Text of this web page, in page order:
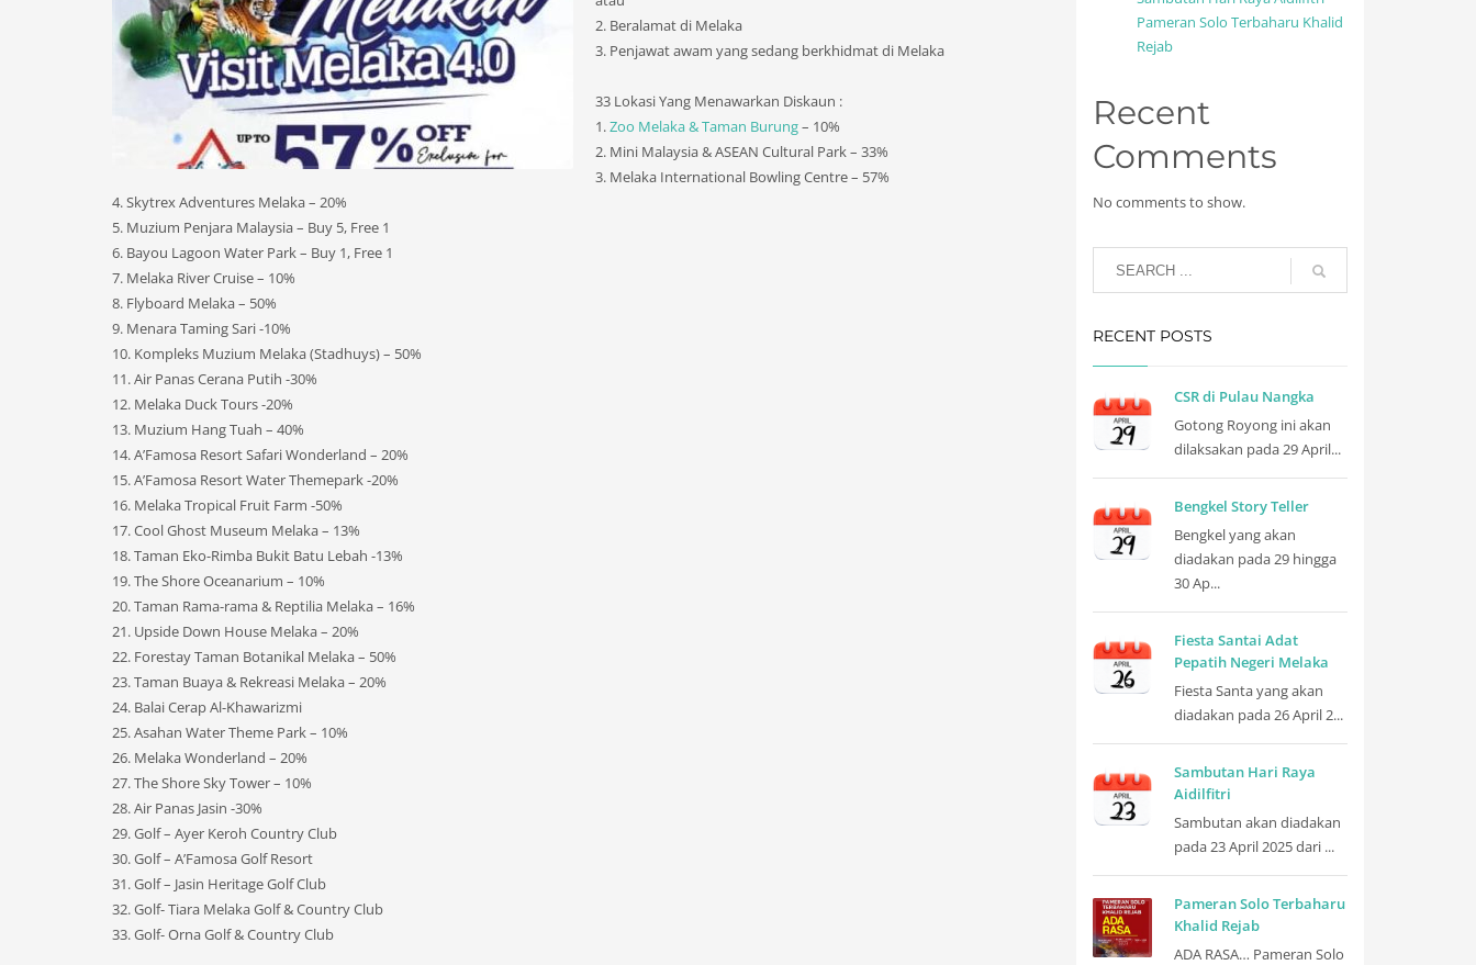
2. Beralamat di Melaka
3. Penjawat awam yang sedang berkhidmat di Melaka
33 Lokasi Yang Menawarkan Diskaun :
1.Zoo Melaka & Taman Burung– 10%
2. Mini Malaysia & ASEAN Cultural Park – 33%
3. Melaka International Bowling Centre – 57%
4. Skytrex Adventures Melaka – 20%
5. Muzium Penjara Malaysia – Buy 5, Free 1
6. Bayou Lagoon Water Park – Buy 1, Free 1
7. Melaka River Cruise – 10%
8. Flyboard Melaka – 50%
9. Menara Taming Sari -10%
10. Kompleks Muzium Melaka (Stadhuys) – 50%
11. Air Panas Cerana Putih -30%
12. Melaka Duck Tours -20%
13. Muzium Hang Tuah – 40%
14. A’Famosa Resort Safari Wonderland – 20%
15. A’Famosa Resort Water Themepark -20%
16. Melaka Tropical Fruit Farm -50%
17. Cool Ghost Museum Melaka – 13%
18. Taman Eko-Rimba Bukit Batu Lebah -13%
19. The Shore Oceanarium – 10%
20. Taman Rama-rama & Reptilia Melaka – 16%
21. Upside Down House Melaka – 20%
22. Forestay Taman Botanikal Melaka – 50%
23. Taman Buaya & Rekreasi Melaka – 20%
24. Balai Cerap Al-Khawarizmi
25. Asahan Water Theme Park – 10%
26. Melaka Wonderland – 20%
27. The Shore Sky Tower – 10%
28. Air Panas Jasin -30%
29. Golf – Ayer Keroh Country Club
30. Golf – A’Famosa Golf Resort
31. Golf – Jasin Heritage Golf Club
32. Golf- Tiara Melaka Golf & Country Club
33. Golf- Orna Golf & Country Club
Pameran Solo Terbaharu Khalid
Rejab
Recent
Comments
No comments to show.
RECENT POSTS
CSR di Pulau Nangka
Gotong Royong ini akan
dilaksakan pada 29 April...
Bengkel Story Teller
Bengkel yang akan
diadakan pada 29 hingga
30 Ap...
Fiesta Santai Adat
Pepatih Negeri Melaka
Fiesta Santa yang akan
diadakan pada 26 April 2...
Sambutan Hari Raya
Aidilfitri
Sambutan akan diadakan
pada 23 April 2025 dari ...
Pameran Solo Terbaharu
Khalid Rejab
ADA RASA… Pameran Solo